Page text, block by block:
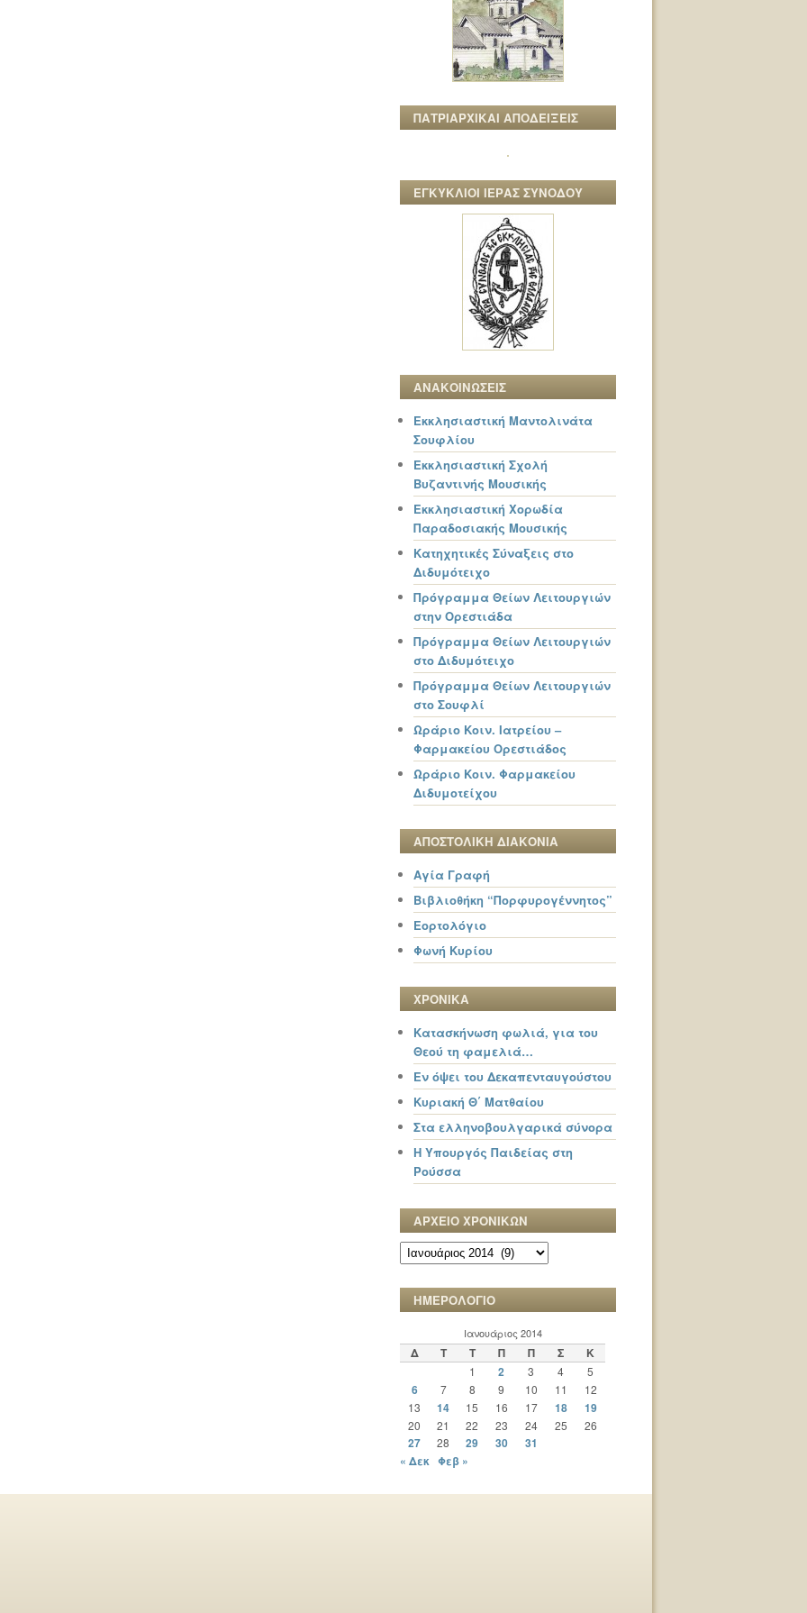
ΠΑΤΡΙΑΡΧΙΚΑΙ ΑΠΟΔΕΙΞΕΙΣ
ΕΓΚΥΚΛΙΟΙ ΙΕΡΑΣ ΣΥΝΟΔΟΥ
ΑΝΑΚΟΙΝΩΣΕΙΣ
Εκκλησιαστική Μαντολινάτα
Σουφλίου
Εκκλησιαστική Σχολή
Βυζαντινής Μουσικής
Εκκλησιαστική Χορωδία
Παραδοσιακής Μουσικής
Κατηχητικές Σύναξεις στο
Διδυμότειχο
Πρόγραμμα Θείων Λειτουργιών
στην Ορεστιάδα
Πρόγραμμα Θείων Λειτουργιών
στο Διδυμότειχο
Πρόγραμμα Θείων Λειτουργιών
στο Σουφλί
Ωράριο Κοιν. Ιατρείου –
Φαρμακείου Ορεστιάδος
Ωράριο Κοιν. Φαρμακείου
Διδυμοτείχου
ΑΠΟΣΤΟΛΙΚΗ ΔΙΑΚΟΝΙΑ
Αγία Γραφή
Βιβλιοθήκη “Πορφυρογέννητος”
Εορτολόγιο
Φωνή Κυρίου
ΧΡΟΝΙΚΑ
Κατασκήνωση φωλιά, για του
Θεού τη φαμελιά…
Εν όψει του Δεκαπενταυγούστου
Κυριακή Θ΄ Ματθαίου
Στα ελληνοβουλγαρικά σύνορα
Η Υπουργός Παιδείας στη
Ρούσσα
ΑΡΧΕΙΟ ΧΡΟΝΙΚΩΝ
ΑΡΧΕΙΟ
ΧΡΟΝΙΚΩΝ
ΗΜΕΡΟΛΟΓΙΟ
Ιανουάριος 2014
Δ Τ Τ Π Π Σ Κ
1 2 3 4 5
6 7 8 9 10 11
12
13
14 15 16 17 18 19
20 21 22 23 24 25 26
27 28 29 30
31
« Δεκ Φεβ »